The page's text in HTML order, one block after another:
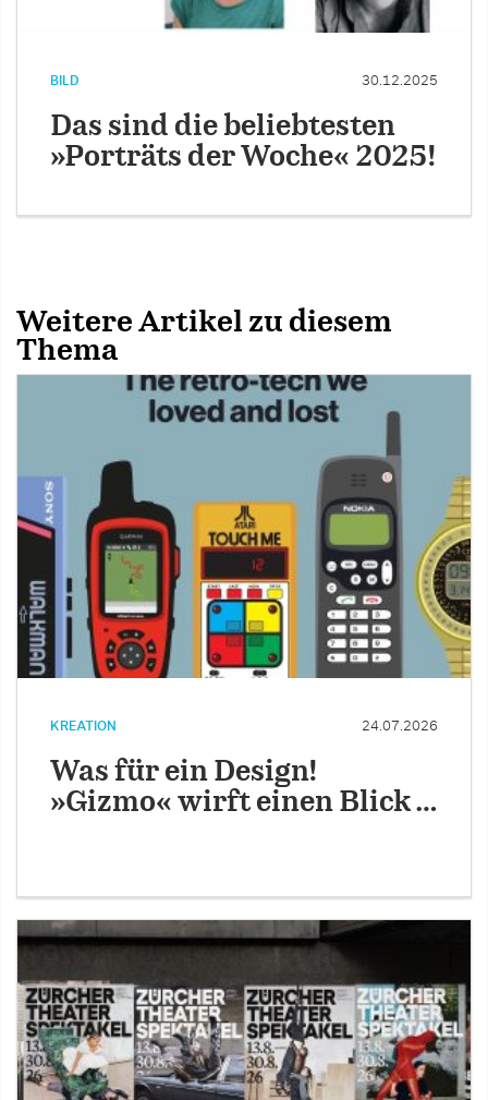
BILD 30.12.2025
Das sind die beliebtesten
»Porträts der Woche« 2025!
Weitere Artikel zu diesem
Thema
KREATION 24.07.2026
Was für ein Design!
»Gizmo« wirft einen Blick …